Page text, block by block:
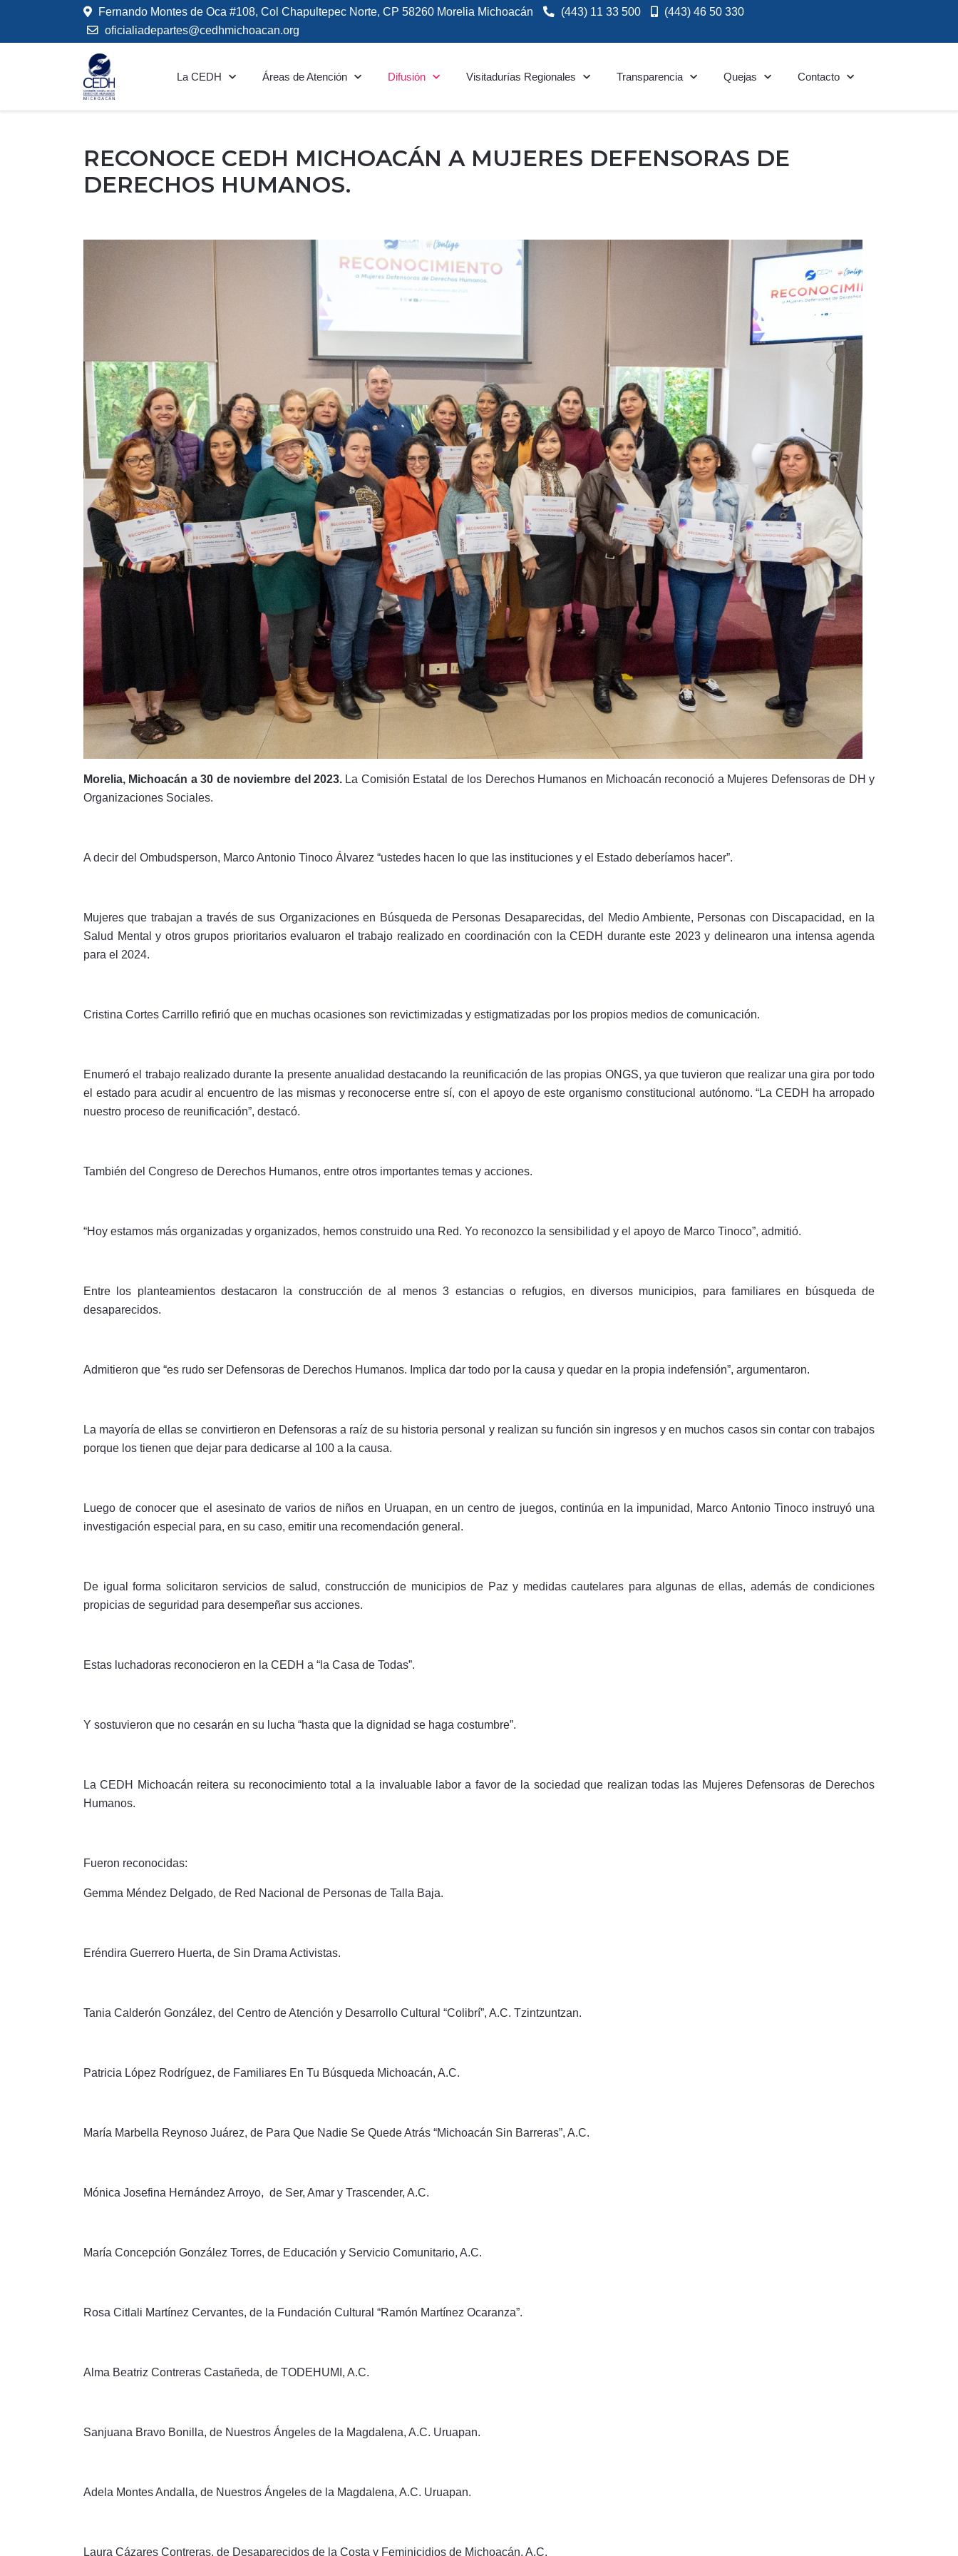
Fernando Montes de Oca #108, Col Chapultepec Norte, CP 58260 Morelia Michoacán (443) 11 33 500
(443) 46 50 330
oficialiadepartes@cedhmichoacan.org
La CEDH Áreas de Atención Difusión Visitadurías Regionales Transparencia Quejas Contacto
RECONOCE CEDH MICHOACÁN A MUJERES DEFENSORAS DE
DERECHOS HUMANOS.
Morelia, Michoacán a 30 de noviembre del 2023. La Comisión Estatal de los Derechos Humanos en Michoacán reconoció a Mujeres Defensoras de DH y
Organizaciones Sociales.
A decir del Ombudsperson, Marco Antonio Tinoco Álvarez “ustedes hacen lo que las instituciones y el Estado deberíamos hacer”.
Mujeres que trabajan a través de sus Organizaciones en Búsqueda de Personas Desaparecidas, del Medio Ambiente, Personas con Discapacidad, en la
Salud Mental y otros grupos prioritarios evaluaron el trabajo realizado en coordinación con la CEDH durante este 2023 y delinearon una intensa agenda
para el 2024.
Cristina Cortes Carrillo refirió que en muchas ocasiones son revictimizadas y estigmatizadas por los propios medios de comunicación.
Enumeró el trabajo realizado durante la presente anualidad destacando la reunificación de las propias ONGS, ya que tuvieron que realizar una gira por todo
el estado para acudir al encuentro de las mismas y reconocerse entre sí, con el apoyo de este organismo constitucional autónomo. “La CEDH ha arropado
nuestro proceso de reunificación”, destacó.
También del Congreso de Derechos Humanos, entre otros importantes temas y acciones.
“Hoy estamos más organizadas y organizados, hemos construido una Red. Yo reconozco la sensibilidad y el apoyo de Marco Tinoco”, admitió.
Entre los planteamientos destacaron la construcción de al menos 3 estancias o refugios, en diversos municipios, para familiares en búsqueda de
desaparecidos.
Admitieron que “es rudo ser Defensoras de Derechos Humanos. Implica dar todo por la causa y quedar en la propia indefensión”, argumentaron.
La mayoría de ellas se convirtieron en Defensoras a raíz de su historia personal y realizan su función sin ingresos y en muchos casos sin contar con trabajos
porque los tienen que dejar para dedicarse al 100 a la causa.
Luego de conocer que el asesinato de varios de niños en Uruapan, en un centro de juegos, continúa en la impunidad, Marco Antonio Tinoco instruyó una
investigación especial para, en su caso, emitir una recomendación general.
De igual forma solicitaron servicios de salud, construcción de municipios de Paz y medidas cautelares para algunas de ellas, además de condiciones
propicias de seguridad para desempeñar sus acciones.
Estas luchadoras reconocieron en la CEDH a “la Casa de Todas”.
Y sostuvieron que no cesarán en su lucha “hasta que la dignidad se haga costumbre”.
La CEDH Michoacán reitera su reconocimiento total a la invaluable labor a favor de la sociedad que realizan todas las Mujeres Defensoras de Derechos
Humanos.
Fueron reconocidas:
Gemma Méndez Delgado, de Red Nacional de Personas de Talla Baja.
Eréndira Guerrero Huerta, de Sin Drama Activistas.
Tania Calderón González, del Centro de Atención y Desarrollo Cultural “Colibrí”, A.C. Tzintzuntzan.
Patricia López Rodríguez, de Familiares En Tu Búsqueda Michoacán, A.C.
María Marbella Reynoso Juárez, de Para Que Nadie Se Quede Atrás “Michoacán Sin Barreras”, A.C.
Mónica Josefina Hernández Arroyo, de Ser, Amar y Trascender, A.C.
María Concepción González Torres, de Educación y Servicio Comunitario, A.C.
Rosa Citlali Martínez Cervantes, de la Fundación Cultural “Ramón Martínez Ocaranza”.
Alma Beatriz Contreras Castañeda, de TODEHUMI, A.C.
Sanjuana Bravo Bonilla, de Nuestros Ángeles de la Magdalena, A.C. Uruapan.
Adela Montes Andalla, de Nuestros Ángeles de la Magdalena, A.C. Uruapan.
Laura Cázares Contreras, de Desaparecidos de la Costa y Feminicidios de Michoacán, A.C.